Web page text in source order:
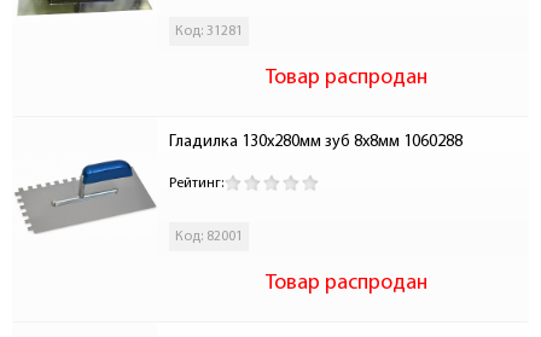
Код: 31281
Товар распродан
Гладилка 130х280мм зуб 8х8мм 1060288
Рейтинг:
Код: 82001
Товар распродан